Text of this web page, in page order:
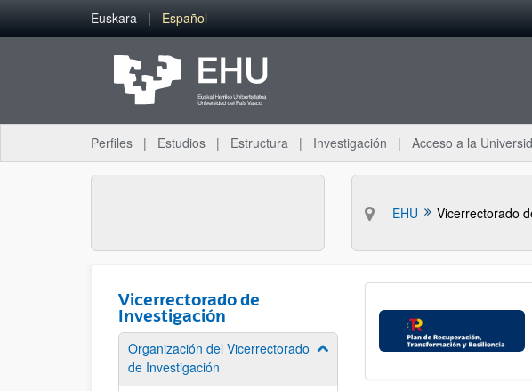
Saltar al contenido principal
Euskara Español
Perfiles Estudios Estructura Investigación Acceso a la
EHU Vicerrectorado
Vicerrectorado de
Investigación
Organización del Vicerrectorado
de Investigación
Mostrar/ocultar subpáginas